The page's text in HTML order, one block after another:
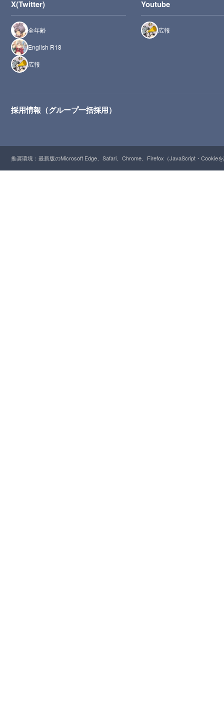
X(Twitter)
全年齢
English R18
広報
Youtube
広報
採用情報（グループ一括採用）
推奨環境：最新版のMicrosoft Edge、Safari、Chrome、Firefox（JavaScript・Cookie